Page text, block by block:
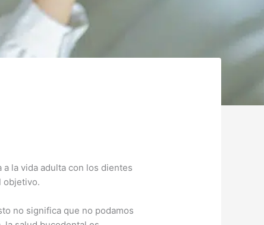
la vida adulta con los dientes
objetivo.
no significa que no podamos